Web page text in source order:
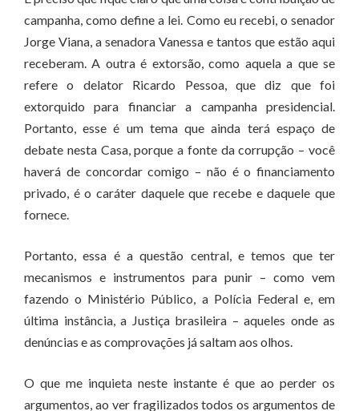
campanha, como define a lei. Como eu recebi, o senador
Jorge Viana, a senadora Vanessa e tantos que estão aqui
receberam. A outra é extorsão, como aquela a que se
refere o delator Ricardo Pessoa, que diz que foi
extorquido para financiar a campanha presidencial.
Portanto, esse é um tema que ainda terá espaço de
debate nesta Casa, porque a fonte da corrupção – você
haverá de concordar comigo – não é o financiamento
privado, é o caráter daquele que recebe e daquele que
fornece.
Portanto, essa é a questão central, e temos que ter
mecanismos e instrumentos para punir – como vem
fazendo o Ministério Público, a Polícia Federal e, em
última instância, a Justiça brasileira – aqueles onde as
denúncias e as comprovações já saltam aos olhos.
O que me inquieta neste instante é que ao perder os
argumentos, ao ver fragilizados todos os argumentos de